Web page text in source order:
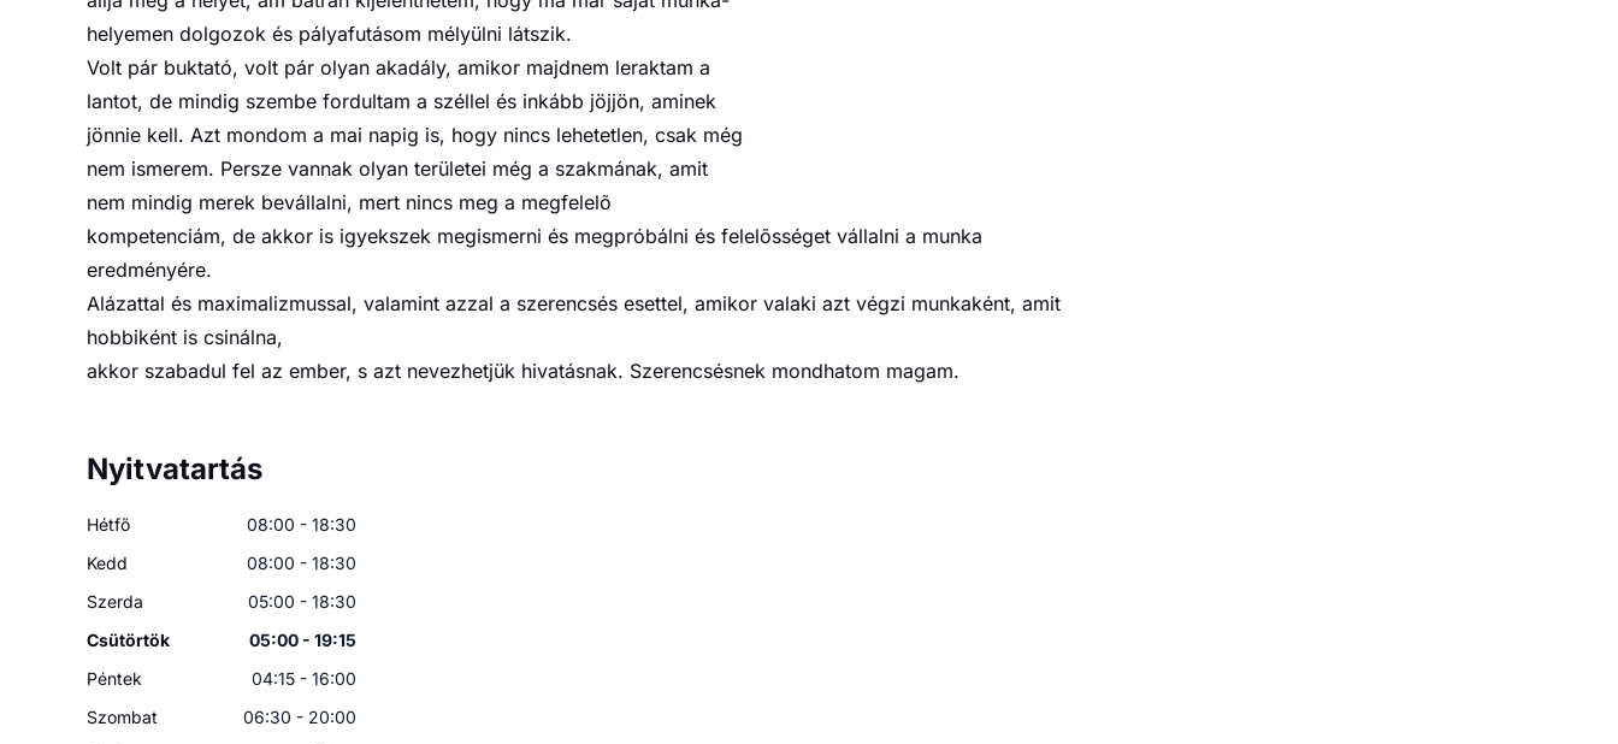
helyemen dolgozok és pályafutásom mélyülni látszik.
Volt pár buktató, volt pár olyan akadály, amikor majdnem leraktam a
lantot, de mindig szembe fordultam a széllel és inkább jöjjön, aminek
jönnie kell. Azt mondom a mai napig is, hogy nincs lehetetlen, csak még
nem ismerem. Persze vannak olyan területei még a szakmának, amit
nem mindig merek bevállalni, mert nincs meg a megfelelõ
kompetenciám, de akkor is igyekszek megismerni és megpróbálni és felelõsséget vállalni a munka
eredményére.
Alázattal és maximalizmussal, valamint azzal a szerencsés esettel, amikor valaki azt végzi munkaként, amit
hobbiként is csinálna,
akkor szabadul fel az ember, s azt nevezhetjük hivatásnak. Szerencsésnek mondhatom magam.
Nyitvatartás
Hétfő
08:00 - 18:30
Kedd
08:00 - 18:30
Szerda
05:00 - 18:30
Csütörtök
05:00 - 19:15
Péntek
04:15 - 16:00
Szombat
06:30 - 20:00